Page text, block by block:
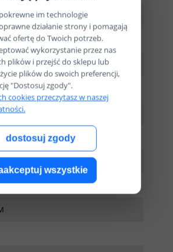
im technologie
działanie strony i pomagają
ofertę do Twoich potrzeb.
wykorzystanie przez nas
plików i przejść do sklepu lub
plików do swoich preferencji,
"Dostosuj zgody".
cookies przeczytasz w naszej
dostosuj zgody
wszystkie